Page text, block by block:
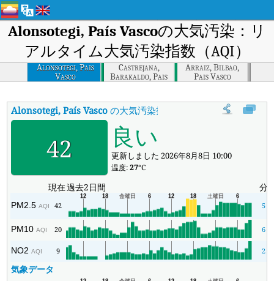
Alonsotegi, País Vascoの大気汚染：リ
アルタイム大気汚染指数（AQI）
Alonsotegi, Pais
Vasco
Castrejana,
Barakaldo, Pais
Vasco
Arraiz, Bilbao,
Pais Vasco
Alonsotegi, País Vasco の大気汚染指数 Alonsotegi, País Vascoの
42 良い
更新しました 2026年8月8日 10:00
温度:27°C
現在過去2日間 分
PM2.5AQI 42 5
PM10AQI 20 6
NO2AQI 9 2
気象データ